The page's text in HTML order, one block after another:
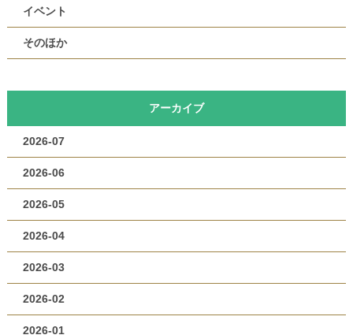
イベント
そのほか
アーカイブ
2026-07
2026-06
2026-05
2026-04
2026-03
2026-02
2026-01